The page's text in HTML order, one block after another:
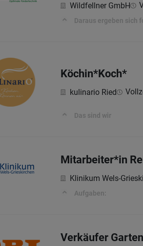
Wildfellner GmbH
Daraus ergeben sich
Köchin*Koch*
kulinario Ried
Das sind wir
Mitarbeiter*in
Klinikum Wels-
Aufgaben:
Verkäufer